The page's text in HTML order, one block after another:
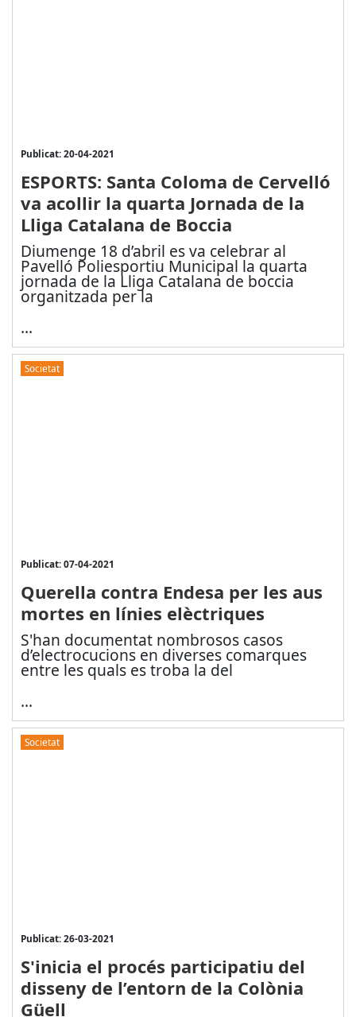
Publicat: 20-04-2021
ESPORTS: Santa Coloma de Cervelló
va acollir la quarta Jornada de la
Lliga Catalana de Boccia
Diumenge 18 d’abril es va celebrar al
Pavelló Poliesportiu Municipal la quarta
jornada de la Lliga Catalana de boccia
organitzada per la
...
Societat
Publicat: 07-04-2021
Querella contra Endesa per les aus
mortes en línies elèctriques
S'han documentat nombrosos casos
d’electrocucions en diverses comarques
entre les quals es troba la del
...
Societat
Publicat: 26-03-2021
S'inicia el procés participatiu del
disseny de l’entorn de la Colònia
Güell